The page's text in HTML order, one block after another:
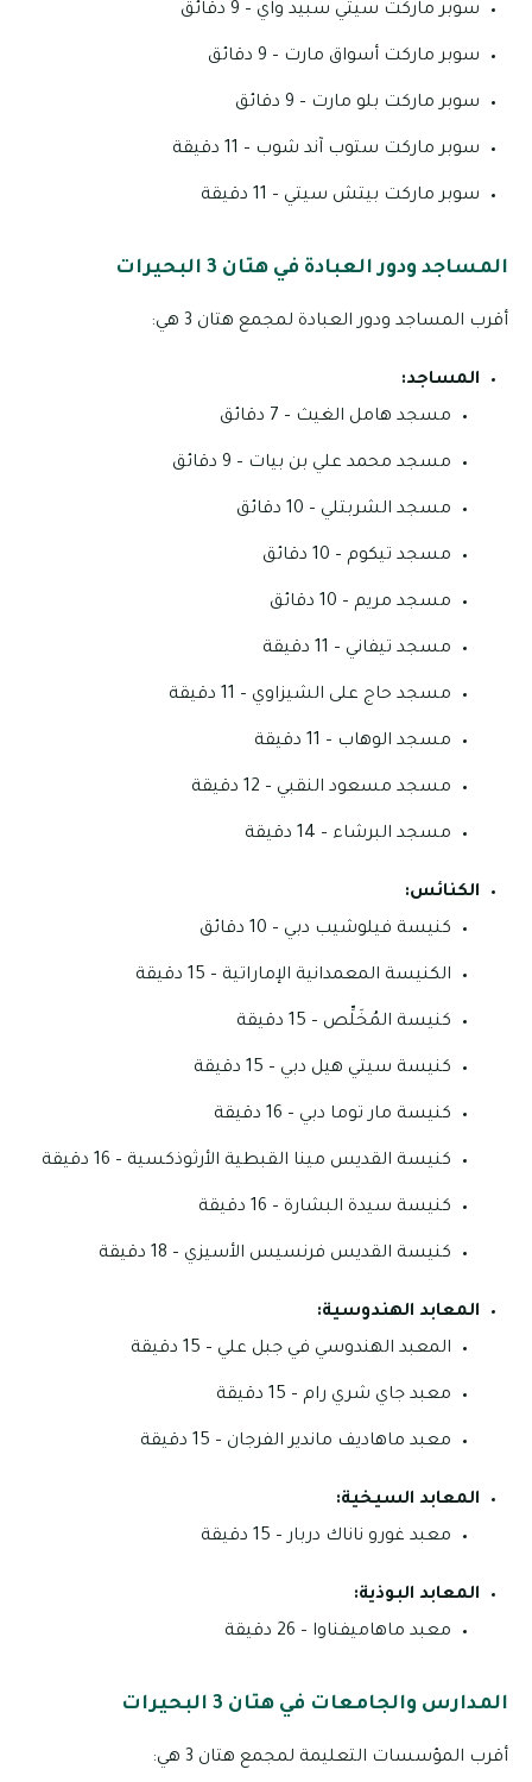
سوبر ماركت سيتي سبيد واي – 9 دقائق
سوبر ماركت أسواق مارت – 9 دقائق
سوبر ماركت بلو مارت – 9 دقائق
سوبر ماركت ستوب آند شوب – 11 دقيقة
سوبر ماركت بيتش سيتي – 11 دقيقة
المساجد ودور العبادة في هتان 3 البحيرات
أقرب المساجد ودور العبادة لمجمع هتان 3 هي:
المساجد:
مسجد هامل الغيث – 7 دقائق
مسجد محمد علي بن بيات – 9 دقائق
مسجد الشربتلي – 10 دقائق
مسجد تيكوم – 10 دقائق
مسجد مريم – 10 دقائق
مسجد تيفاني – 11 دقيقة
مسجد حاج على الشيزاوي – 11 دقيقة
مسجد الوهاب – 11 دقيقة
مسجد مسعود النقبي – 12 دقيقة
مسجد البرشاء – 14 دقيقة
الكنائس:
كنيسة فيلوشيب دبي – 10 دقائق
الكنيسة المعمدانية الإماراتية – 15 دقيقة
كنيسة المُخَلِّص – 15 دقيقة
كنيسة سيتي هيل دبي – 15 دقيقة
كنيسة مار توما دبي – 16 دقيقة
كنيسة القديس مينا القبطية الأرثوذكسية – 16 دقيقة
كنيسة سيدة البشارة – 16 دقيقة
كنيسة القديس فرنسيس الأسيزي – 18 دقيقة
المعابد الهندوسية:
المعبد الهندوسي في جبل علي – 15 دقيقة
معبد جاي شري رام – 15 دقيقة
معبد ماهاديف ماندير الفرجان – 15 دقيقة
المعابد السيخية:
معبد غورو ناناك دربار – 15 دقيقة
المعابد البوذية:
معبد ماهاميفناوا – 26 دقيقة
المدارس والجامعات في هتان 3 البحيرات
أقرب المؤسسات التعليمة لمجمع هتان 3 هي: